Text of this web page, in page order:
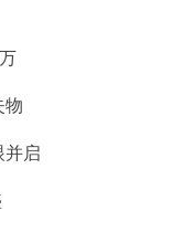
物
并启